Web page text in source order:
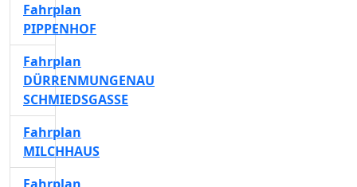
Fahrplan
PIPPENHOF
Fahrplan
DÜRRENMUNGENAU
SCHMIEDSGASSE
Fahrplan
MILCHHAUS